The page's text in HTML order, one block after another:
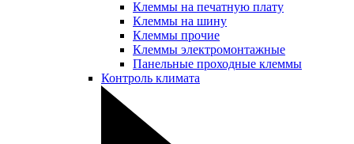
Клеммы на печатную плату
Клеммы на шину
Клеммы прочие
Клеммы электромонтажные
Панельные проходные клеммы
Контроль климата